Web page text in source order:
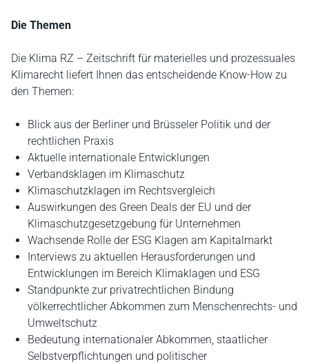
Die Themen
Die Klima RZ – Zeitschrift für materielles und prozessuales
Klimarecht liefert Ihnen das entscheidende Know-How zu
den Themen:
Blick aus der Berliner und Brüsseler Politik und der
rechtlichen Praxis
Aktuelle internationale Entwicklungen
Verbandsklagen im Klimaschutz
Klimaschutzklagen im Rechtsvergleich
Auswirkungen des Green Deals der EU und der
Klimaschutzgesetzgebung für Unternehmen
Wachsende Rolle der ESG Klagen am Kapitalmarkt
Interviews zu aktuellen Herausforderungen und
Entwicklungen im Bereich Klimaklagen und ESG
Standpunkte zur privatrechtlichen Bindung
völkerrechtlicher Abkommen zum Menschenrechts- und
Umweltschutz
Bedeutung internationaler Abkommen, staatlicher
Selbstverpflichtungen und politischer